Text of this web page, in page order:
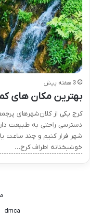
3 هفته پیش
بهترین مکان های کمپ
کرج یکی از کلان‌شهرهای
دسترسی راحتی به طبیعت
شهر فرار کنیم و چند ساعت
خوشبختانه اطراف کرج…
dmca